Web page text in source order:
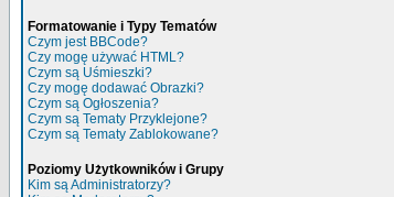
Formatowanie i Typy Tematów
Czym jest BBCode?
Czy mogę używać HTML?
Czym są Uśmieszki?
Czy mogę dodawać Obrazki?
Czym są Ogłoszenia?
Czym są Tematy Przyklejone?
Czym są Tematy Zablokowane?
Poziomy Użytkowników i Grupy
Kim są Administratorzy?